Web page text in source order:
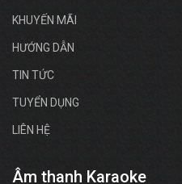
KHUYẾN MÃI
HƯỚNG DẪN
TIN TỨC
TUYỂN DỤNG
LIÊN HỆ
Âm thanh Karaoke